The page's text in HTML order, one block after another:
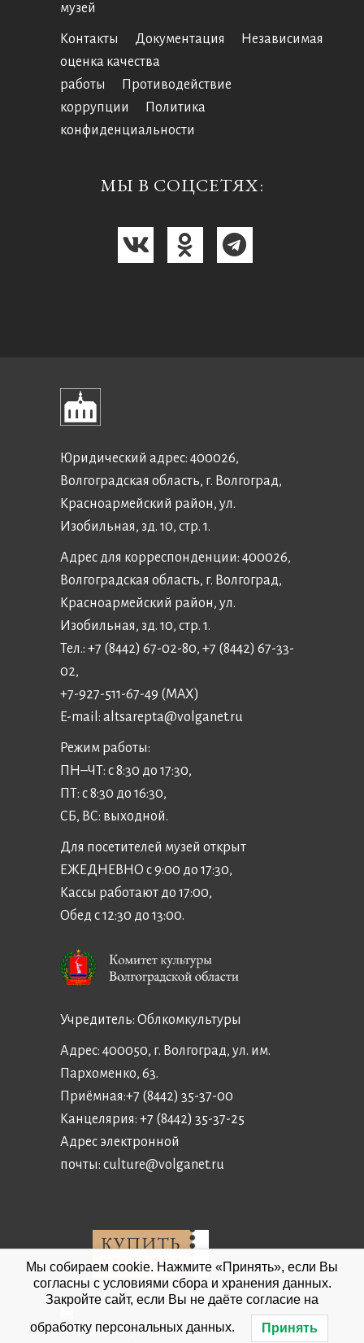
музей
Контакты Документация
Независимая
оценка качества
работы
Противодействие
коррупции
Политика
конфиденциальности
МЫ В СОЦСЕТЯХ:
Юридический адрес: 400026,
Волгоградская область, г. Волгоград,
Красноармейский район, ул.
Изобильная, зд. 10, стр. 1.
Адрес для корреспонденции: 400026,
Волгоградская область, г. Волгоград,
Красноармейский район, ул.
Изобильная, зд. 10, стр. 1.
Тел.: +7 (8442) 67-02-80, +7 (8442) 67-33-
02,
+7-927-511-67-49 (MAX)
E-mail: altsarepta@volganet.ru
Режим работы:
ПН–ЧТ: с 8:30 до 17:30,
ПТ: с 8:30 до 16:30,
СБ, ВС: выходной.
Для посетителей музей открыт
ЕЖЕДНЕВНО с 9:00 до 17:30,
Кассы работают до 17:00,
Обед с 12:30 до 13:00.
Учредитель: Облкомкультуры
Адрес: 400050, г. Волгоград, ул. им.
Пархоменко, 63.
Приёмная:+7 (8442) 35-37-00
Канцелярия: +7 (8442) 35-37-25
Адрес электронной
почты: culture@volganet.ru
Мы собираем cookie. Нажмите «Принять», если Вы
согласны с условиями сбора и хранения данных.
Закройте сайт, если Вы не даёте согласие на
обработку персональных данных. Принять